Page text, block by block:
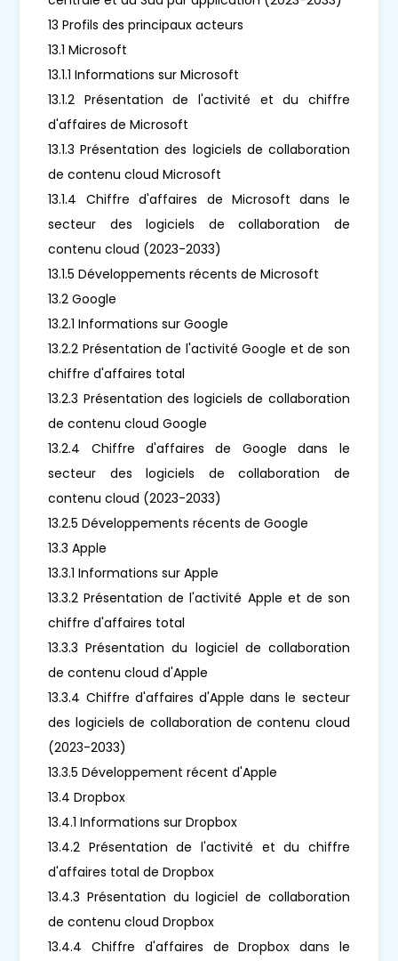
13 Profils des principaux acteurs
13.1 Microsoft
13.1.1 Informations sur Microsoft
13.1.2 Présentation de l'activité et du chiffre
d'affaires de Microsoft
13.1.3 Présentation des logiciels de collaboration
de contenu cloud Microsoft
13.1.4 Chiffre d'affaires de Microsoft dans le
secteur des logiciels de collaboration de
contenu cloud (2023-2033)
13.1.5 Développements récents de Microsoft
13.2 Google
13.2.1 Informations sur Google
13.2.2 Présentation de l'activité Google et de son
chiffre d'affaires total
13.2.3 Présentation des logiciels de collaboration
de contenu cloud Google
13.2.4 Chiffre d'affaires de Google dans le
secteur des logiciels de collaboration de
contenu cloud (2023-2033)
13.2.5 Développements récents de Google
13.3 Apple
13.3.1 Informations sur Apple
13.3.2 Présentation de l'activité Apple et de son
chiffre d'affaires total
13.3.3 Présentation du logiciel de collaboration
de contenu cloud d'Apple
13.3.4 Chiffre d'affaires d'Apple dans le secteur
des logiciels de collaboration de contenu cloud
(2023-2033)
13.3.5 Développement récent d'Apple
13.4 Dropbox
13.4.1 Informations sur Dropbox
13.4.2 Présentation de l'activité et du chiffre
d'affaires total de Dropbox
13.4.3 Présentation du logiciel de collaboration
de contenu cloud Dropbox
13.4.4 Chiffre d'affaires de Dropbox dans le